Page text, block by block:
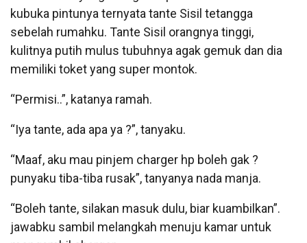
kubuka pintunya ternyata tante Sisil tetangga
sebelah rumahku. Tante Sisil orangnya tinggi,
kulitnya putih mulus tubuhnya agak gemuk dan dia
memiliki toket yang super montok.
“Permisi..”, katanya ramah.
“Iya tante, ada apa ya ?”, tanyaku.
“Maaf, aku mau pinjem charger hp boleh gak ?
punyaku tiba-tiba rusak”, tanyanya nada manja.
“Boleh tante, silakan masuk dulu, biar kuambilkan”.
jawabku sambil melangkah menuju kamar untuk